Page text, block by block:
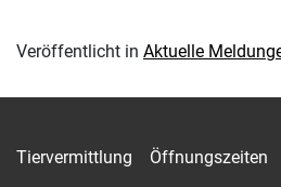
Veröffentlicht in Aktuelle
Tiervermittlung Öffnungszeiten